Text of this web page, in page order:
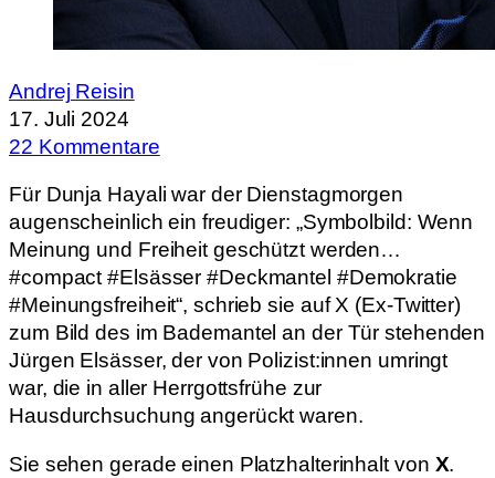
Andrej Reisin
17. Juli 2024
22 Kommentare
Für Dunja Hayali war der Dienstagmorgen
augenscheinlich ein freudiger: „Symbolbild: Wenn
Meinung und Freiheit geschützt werden…
#compact #Elsässer #Deckmantel #Demokratie
#Meinungsfreiheit“, schrieb sie auf X (Ex-Twitter)
zum Bild des im Bademantel an der Tür stehenden
Jürgen Elsässer, der von Polizist:innen umringt
war, die in aller Herrgottsfrühe zur
Hausdurchsuchung angerückt waren.
Sie sehen gerade einen Platzhalterinhalt von X.